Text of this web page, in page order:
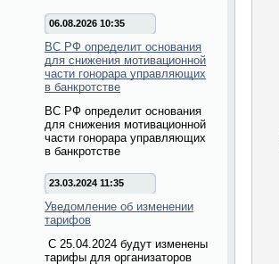
06.08.2026 10:35
ВС РФ определит основания
для снижения мотивационной
части гонорара управляющих
в банкротстве
ВС РФ определит основания
для снижения мотивационной
части гонорара управляющих
в банкротстве
23.03.2024 11:35
Уведомление об изменении
тарифов
С 25.04.2024 будут изменены
тарифы для организаторов